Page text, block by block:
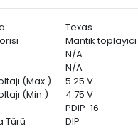
Texas
Mantık toplayıcı
N/A
N/A
(Max.)
5.25 V
(Min.)
4.75 V
PDIP-16
Türü
DIP